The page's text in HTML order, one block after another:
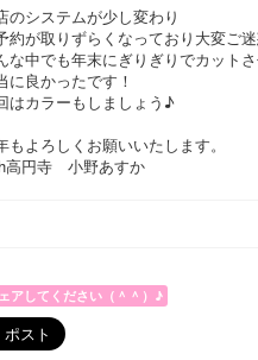
のシステムが少し変わり
約が取りずらくなっており大変ご迷
な中でも年末にぎりぎりでカット
に良かったです！
はカラーもしましょう♪
もよろしくお願いいたします。
高円寺 小野あすか
アしてください（＾＾）♪